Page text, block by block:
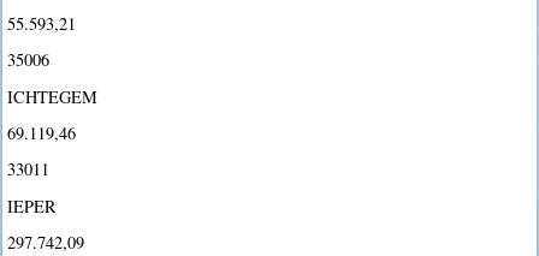
55.593,21
35006
ICHTEGEM
69.119,46
33011
IEPER
297.742,09